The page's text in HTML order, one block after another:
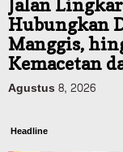
Jalan
Hubungkan
Manggis,
Kemacetan
Agustus 8, 2026
Headline